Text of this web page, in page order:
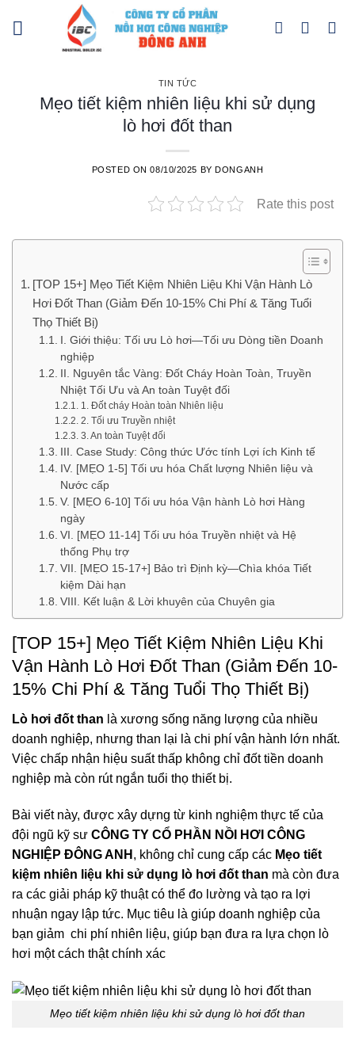
TIN TỨC
Mẹo tiết kiệm nhiên liệu khi sử dụng
lò hơi đốt than
POSTED ON08/10/2025 BYDONGANH
Rate this post
[TOP 15+] Mẹo Tiết Kiệm Nhiên Liệu Khi Vận Hành Lò
Hơi Đốt Than (Giảm Đến 10-15% Chi Phí & Tăng Tuổi
Thọ Thiết Bị)
I. Giới thiệu: Tối ưu Lò hơi—Tối ưu Dòng tiền Doanh
nghiệp
II. Nguyên tắc Vàng: Đốt Cháy Hoàn Toàn, Truyền
Nhiệt Tối Ưu và An toàn Tuyệt đối
1. Đốt cháy Hoàn toàn Nhiên liệu
2. Tối ưu Truyền nhiệt
3. An toàn Tuyệt đối
III. Case Study: Công thức Ước tính Lợi ích Kinh tế
IV. [MẸO 1-5] Tối ưu hóa Chất lượng Nhiên liệu và
Nước cấp
V. [MẸO 6-10] Tối ưu hóa Vận hành Lò hơi Hàng
ngày
VI. [MẸO 11-14] Tối ưu hóa Truyền nhiệt và Hệ
thống Phụ trợ
VII. [MẸO 15-17+] Bảo trì Định kỳ—Chìa khóa Tiết
kiệm Dài hạn
VIII. Kết luận & Lời khuyên của Chuyên gia
[TOP 15+] Mẹo Tiết Kiệm Nhiên Liệu Khi
Vận Hành Lò Hơi Đốt Than (Giảm Đến 10-
15% Chi Phí & Tăng Tuổi Thọ Thiết Bị)
Lò hơi đốt than là xương sống năng lượng của nhiều
doanh nghiệp, nhưng than lại là chi phí vận hành lớn nhất.
Việc chấp nhận hiệu suất thấp không chỉ đốt tiền doanh
nghiệp mà còn rút ngắn tuổi thọ thiết bị.
Bài viết này, được xây dựng từ kinh nghiệm thực tế của
đội ngũ kỹ sư CÔNG TY CỔ PHẦN NỒI HƠI CÔNG
NGHIỆP ĐÔNG ANH , không chỉ cung cấp các Mẹo tiết
kiệm nhiên liệu khi sử dụng lò hơi đốt than mà còn đưa
ra các giải pháp kỹ thuật có thể đo lường và tạo ra lợi
nhuận ngay lập tức. Mục tiêu là giúp doanh nghiệp của
bạn giảm chi phí nhiên liệu, giúp bạn đưa ra lựa chọn lò
hơi một cách thật chính xác
Mẹo tiết kiệm nhiên liệu khi sử dụng lò hơi đốt than